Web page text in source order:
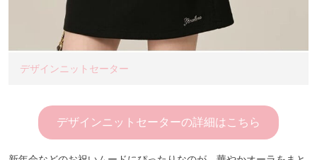
デザインニットセーター
デザインニットセーターの詳細はこちら